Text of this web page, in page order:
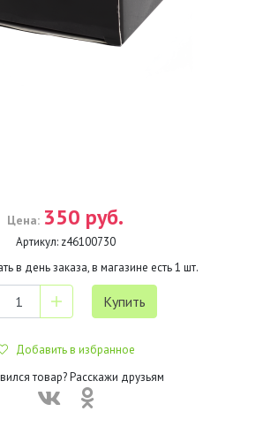
Цена: 350 руб.
Артикул: z46100730
в день заказа, в магазине есть1 шт.
Добавить в избранное
товар? Расскажи друзьям